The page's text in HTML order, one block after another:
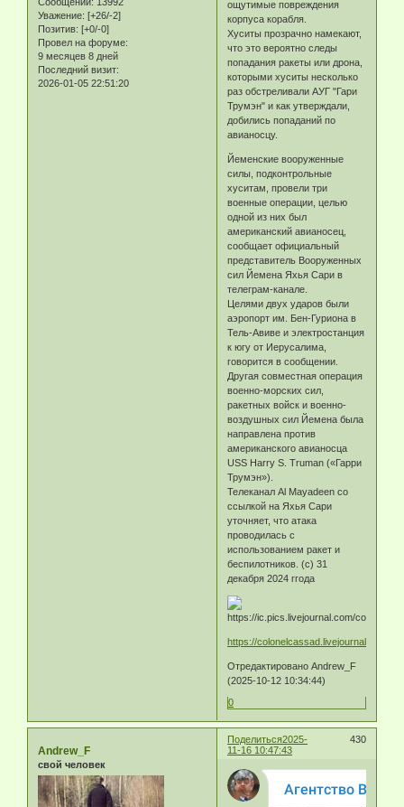
Уважение: [+26/-2]
Позитив: [+0/-0]
Провел на форуме:
9 месяцев 8 дней
Последний визит:
2026-01-05 22:51:20
ощутимые повреждения
корпуса корабля.
Хуситы прозрачно намекают,
что это вероятно следы
попадания ракеты или дрона,
которыми хуситы несколько
раз обстреливали АУГ "Гари
Трумэн" и как утверждали,
добились попаданий по
авианосцу.
Йеменские вооруженные
силы, подконтрольные
хуситам, провели три
военные операции, целью
одной из них был
американский авианосец,
сообщает официальный
представитель Вооруженных
сил Йемена Яхья Сари в
телеграм-канале.
Целями двух ударов были
аэропорт им. Бен-Гуриона в
Тель-Авиве и электростанция
к югу от Иерусалима,
говорится в сообщении.
Другая совместная операция
военно-морских сил,
ракетных войск и военно-
воздушных сил Йемена была
направлена против
американского авианосца
USS Harry S. Truman («Гарри
Трумэн»).
Телеканал Al Mayadeen со
ссылкой на Яхья Сари
уточняет, что атака
проводилась с
использованием ракет и
беспилотников. (с) 31
декабря 2024 ггода
https://colonelcassad.livejournal.com/
Отредактировано Andrew_F
(2025-10-12 10:34:44)
0
Поделиться 430
2025-
11-16 10:47:43
Andrew_F
свой человек